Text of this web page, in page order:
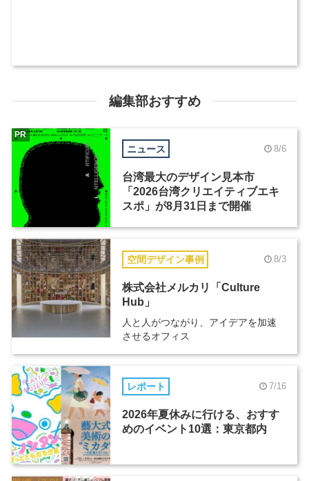
編集部おすすめ
ニュース 8/6
台湾最大のデザイン見本市
「2026台湾クリエイティブエキ
スポ」が8月31日まで開催
PR
空間デザイン事例 8/3
株式会社メルカリ「Culture
Hub」
人と人がつながり、アイデアを加速
させるオフィス
レポート 7/16
2026年夏休みに行ける、おすす
めのイベント10選：東京都内